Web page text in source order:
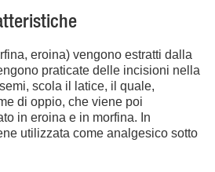
eroina) vengono estratti dalla
praticate delle incisioni nella
scola il latice, il quale,
di oppio, che viene poi
in eroina e in morfina. In
utilizzata come analgesico sotto